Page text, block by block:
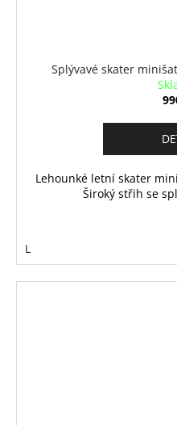
Splývavé skater
Lehounké letní skater
Široký střih se
L